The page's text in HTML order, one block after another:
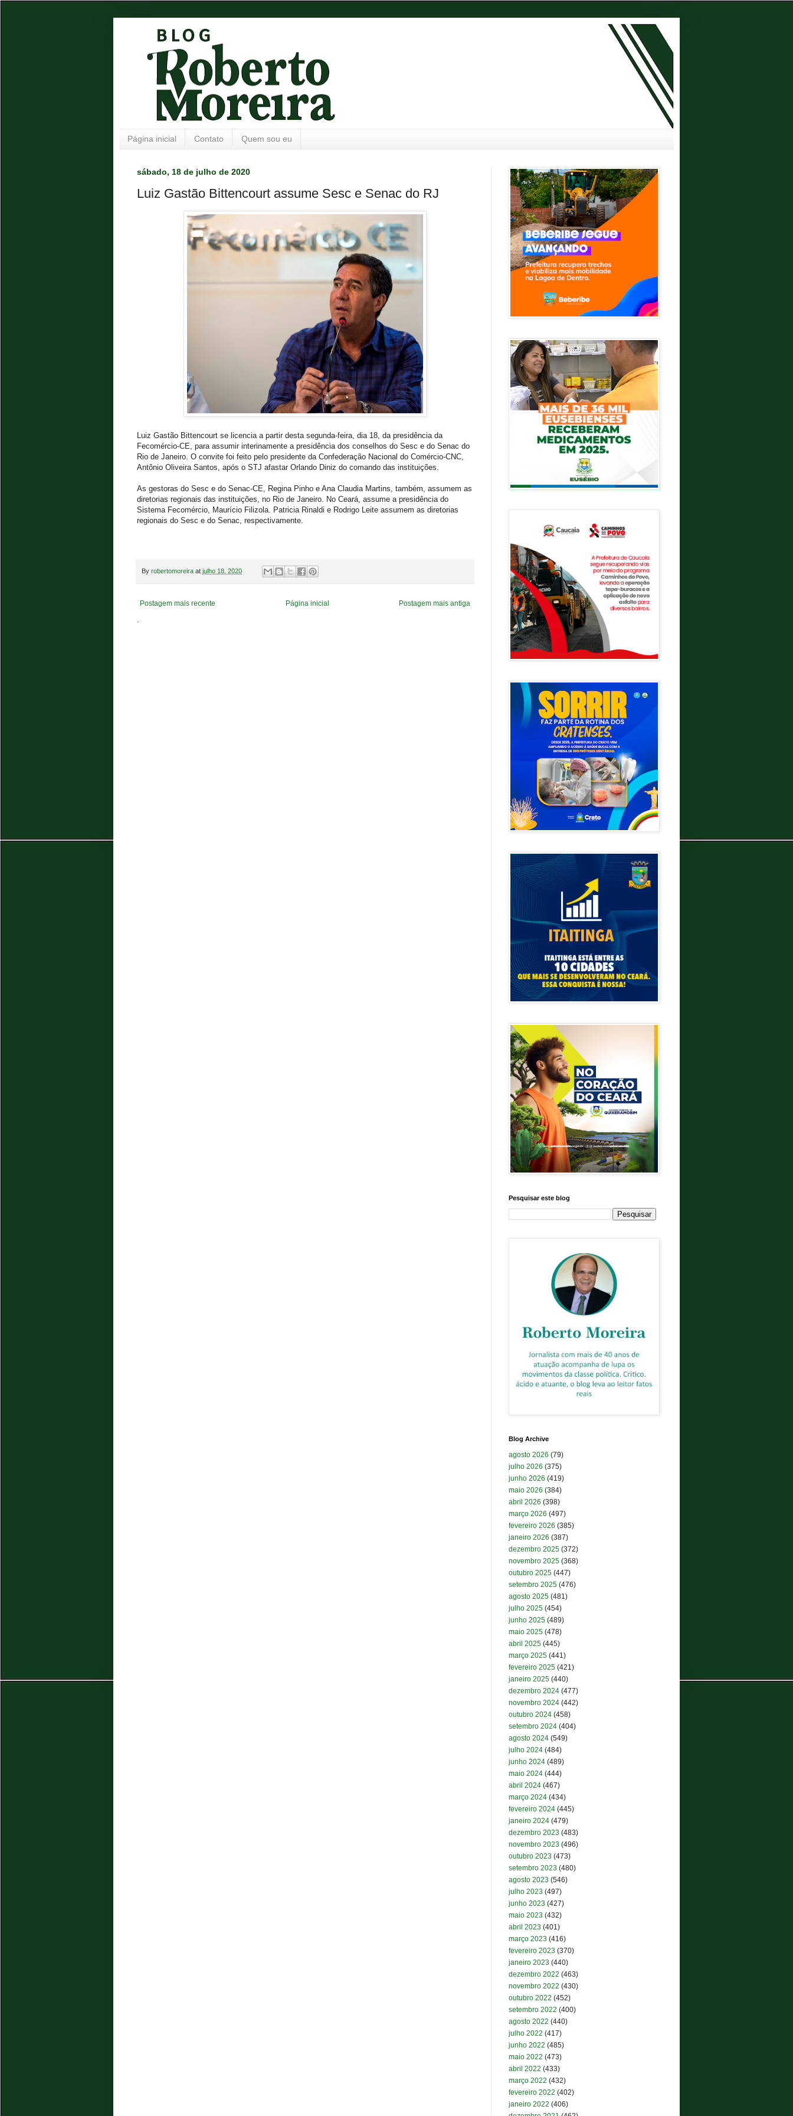
Página inicial Contato Quem sou eu
sábado, 18 de julho de 2020
Luiz Gastão Bittencourt assume Sesc e Senac do RJ
Luiz Gastão Bittencourt se licencia a partir desta segunda-feira, dia 18, da presidência da
Fecomércio-CE, para assumir interinamente a presidência dos conselhos do Sesc e do Senac do
Rio de Janeiro. O convite foi feito pelo presidente da Confederação Nacional do Comércio-CNC,
Antônio Oliveira Santos, após o STJ afastar Orlando Diniz do comando das instituições.
As gestoras do Sesc e do Senac-CE, Regina Pinho e Ana Claudia Martins, também, assumem as
diretorias regionais das instituições, no Rio de Janeiro. No Ceará, assume a presidência do
Sistema Fecomércio, Maurício Filizola. Patricia Rinaldi e Rodrigo Leite assumem as diretorias
regionais do Sesc e do Senac, respectivamente.
By robertomoreira at julho 18, 2020
Postagem mais recente Postagem mais antiga
Página inicial
.
Pesquisar este blog
Blog Archive
agosto 2026 (79)
julho 2026 (375)
junho 2026 (419)
maio 2026 (384)
abril 2026 (398)
março 2026 (497)
fevereiro 2026 (385)
janeiro 2026 (387)
dezembro 2025 (372)
novembro 2025 (368)
outubro 2025 (447)
setembro 2025 (476)
agosto 2025 (481)
julho 2025 (454)
junho 2025 (489)
maio 2025 (478)
abril 2025 (445)
março 2025 (441)
fevereiro 2025 (421)
janeiro 2025 (440)
dezembro 2024 (477)
novembro 2024 (442)
outubro 2024 (458)
setembro 2024 (404)
agosto 2024 (549)
julho 2024 (484)
junho 2024 (489)
maio 2024 (444)
abril 2024 (467)
março 2024 (434)
fevereiro 2024 (445)
janeiro 2024 (479)
dezembro 2023 (483)
novembro 2023 (496)
outubro 2023 (473)
setembro 2023 (480)
agosto 2023 (546)
julho 2023 (497)
junho 2023 (427)
maio 2023 (432)
abril 2023 (401)
março 2023 (416)
fevereiro 2023 (370)
janeiro 2023 (440)
dezembro 2022 (463)
novembro 2022 (430)
outubro 2022 (452)
setembro 2022 (400)
agosto 2022 (440)
julho 2022 (417)
junho 2022 (485)
maio 2022 (473)
abril 2022 (433)
março 2022 (432)
fevereiro 2022 (402)
janeiro 2022 (406)